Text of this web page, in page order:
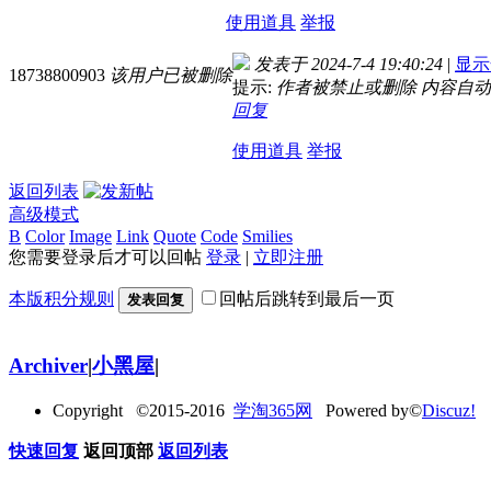
使用道具 举报
18738800903 该用户已被删除
发表于 2024-7-4 19:40:24 | 显
提示: 作者被禁止或删除 内容自
回复
使用道具 举报
返回列表
高级模式
B Color Image Link Quote Code Smilies
您需要登录后才可以回帖 登录 | 立即注册
本版积分规则 发表回复 回帖后跳转到最后一页
Archiver|小黑屋|
Copyright ©2015-2016 学淘365网 Powered by©Discuz!
快速回复 返回顶部 返回列表